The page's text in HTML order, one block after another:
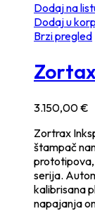
Dodaj na
Dodaj u
Brzi pregled
3.150,00€
Zortrax
štampač
prototipova,
serija.
kalibrisana
napajanja